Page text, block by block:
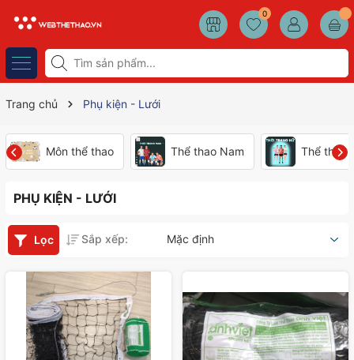
0
Trang chủ Phụ kiện - Lưới
Môn thể thao Thể thao Nam Thể thao
PHỤ KIỆN - LƯỚI
Lọc Sắp xếp: Mặc định